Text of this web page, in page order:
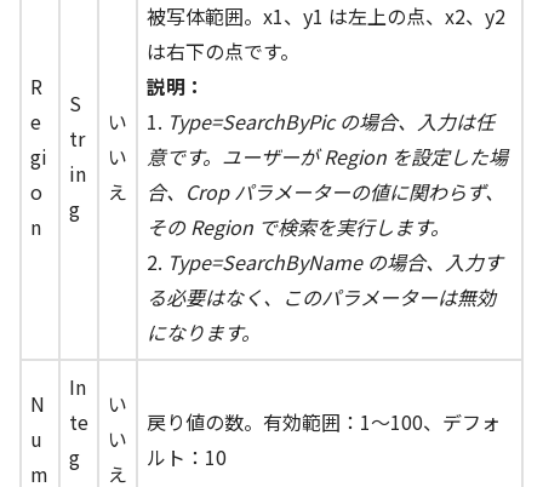
R
e
gi
o
n
S
tr
in
g
い
い
え
被写体範囲。x1、y1 は左上の点、x2、y2
は右下の点です。
説明：
1. Type=SearchByPic の場合、入力は任
意です。ユーザーが Region を設定した場
合、Crop パラメーターの値に関わらず、
その Region で検索を実行します。
2. Type=SearchByName の場合、入力す
る必要はなく、このパラメーターは無効
になります。
N
u
m
In
te
g
い
い
え
戻り値の数。有効範囲：1〜100、デフォ
ルト：10